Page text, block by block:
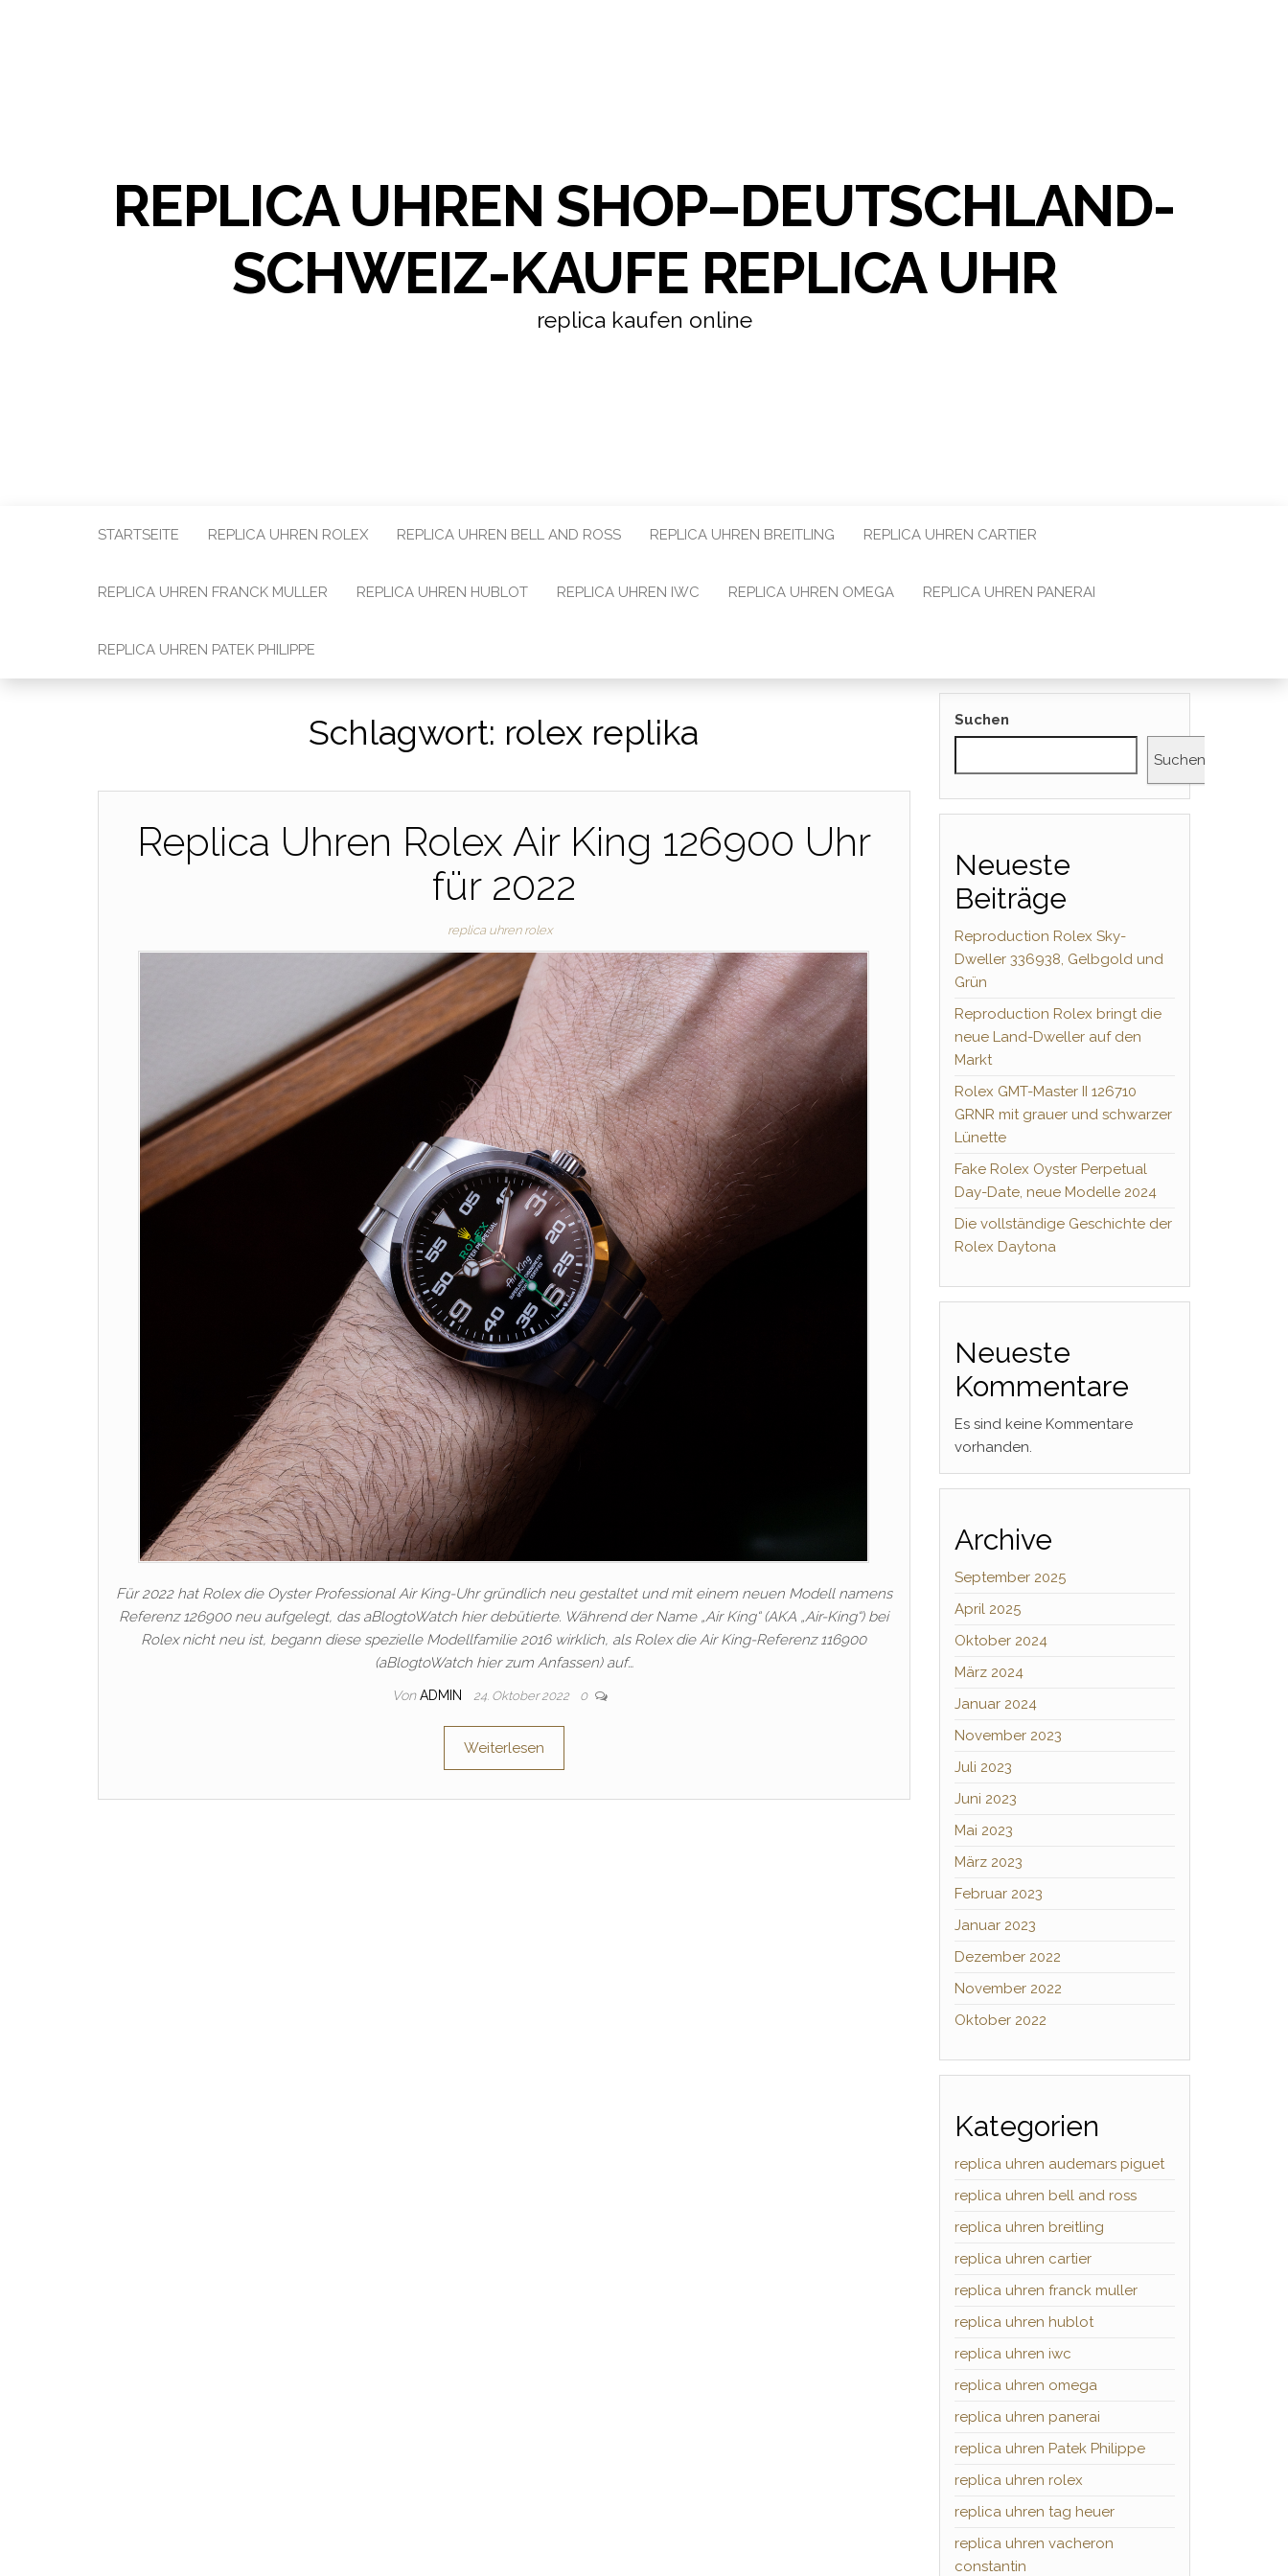
REPLICA UHREN SHOP–DEUTSCHLAND-
SCHWEIZ-KAUFE REPLICA UHR
replica kaufen online
STARTSEITE REPLICA UHREN ROLEX REPLICA UHREN BELL AND ROSS REPLICA UHREN BREITLING REPLICA UHREN CARTIER
REPLICA UHREN FRANCK MULLER REPLICA UHREN HUBLOT REPLICA UHREN IWC REPLICA UHREN OMEGA REPLICA UHREN PANERAI
REPLICA UHREN PATEK PHILIPPE
Schlagwort: rolex replika
Replica Uhren Rolex Air King 126900 Uhr
für 2022
replica uhren rolex
Für 2022 hat Rolex die Oyster Professional Air King-Uhr gründlich neu gestaltet und mit einem neuen Modell namens
Referenz 126900 neu aufgelegt, das aBlogtoWatch hier debütierte. Während der Name „Air King“ (AKA „Air-King“) bei
Rolex nicht neu ist, begann diese spezielle Modellfamilie 2016 wirklich, als Rolex die Air King-Referenz 116900
(aBlogtoWatch hier zum Anfassen) auf…
Von ADMIN 24. Oktober 2022 0
Weiterlesen
Suchen
Suchen
Neueste
Beiträge
Reproduction Rolex Sky-
Dweller 336938, Gelbgold und
Grün
Reproduction Rolex bringt die
neue Land-Dweller auf den
Markt
Rolex GMT-Master II 126710
GRNR mit grauer und schwarzer
Lünette
Fake Rolex Oyster Perpetual
Day-Date, neue Modelle 2024
Die vollständige Geschichte der
Rolex Daytona
Neueste
Kommentare
Es sind keine Kommentare
vorhanden.
Archive
September 2025
April 2025
Oktober 2024
März 2024
Januar 2024
November 2023
Juli 2023
Juni 2023
Mai 2023
März 2023
Februar 2023
Januar 2023
Dezember 2022
November 2022
Oktober 2022
Kategorien
replica uhren audemars piguet
replica uhren bell and ross
replica uhren breitling
replica uhren cartier
replica uhren franck muller
replica uhren hublot
replica uhren iwc
replica uhren omega
replica uhren panerai
replica uhren Patek Philippe
replica uhren rolex
replica uhren tag heuer
replica uhren vacheron
constantin